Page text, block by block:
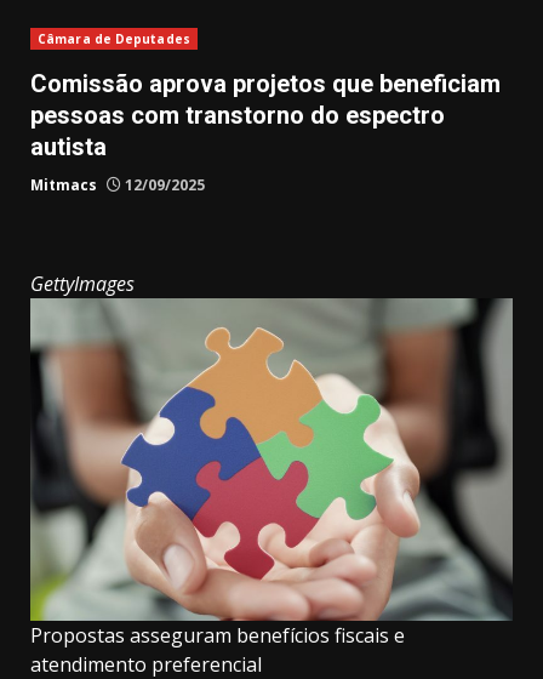
Câmara de Deputades
Comissão aprova projetos que beneficiam
pessoas com transtorno do espectro
autista
Mitmacs 12/09/2025
GettyImages
Propostas asseguram benefícios fiscais e
atendimento preferencial